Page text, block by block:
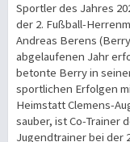
Sportler des Jahres
der 2. Fußball-
Andreas Berens
abgelaufenen Jahr
betonte Berry in
sportlichen Erfolgen
Heimstatt Clemens-
sauber, ist Co-Trainer
Jugendtrainer bei der